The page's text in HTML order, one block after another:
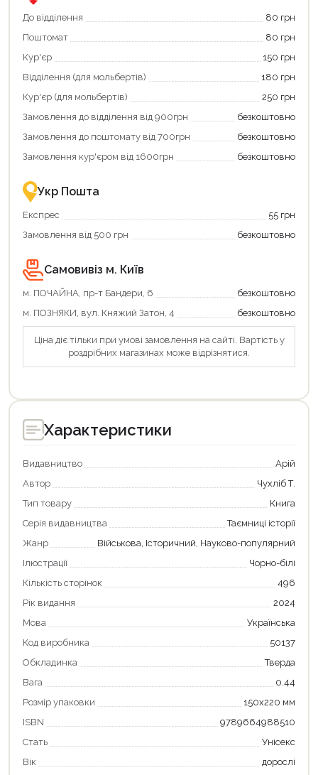
єКнига.
Використовуйте
карту
щоб
зекономити
та
отримати
переваги!
картою
єКнига
–
зручно
та
«Національний
кешбек».
покупку
«Національний
кешбек»
та
отримуйте
повернення
Економте
більше
разом
державною
підтримкою!
До відділення
80 грн
Поштомат
80 грн
Кур'єр
150 грн
Відділення (для мольбертів)
180 грн
Кур'єр (для мольбертів)
250 грн
Замовлення до відділення від 900грн
безкоштовно
Замовлення до поштомату від 700грн
безкоштовно
Замовлення кур'єром від 1600грн
безкоштовно
Укр Пошта
Експрес
55 грн
Замовлення від 500 грн
безкоштовно
Самовивіз м. Київ
м. ПОЧАЙНА, пр-т Бандери, 6
безкоштовно
м. ПОЗНЯКИ, вул. Княжий Затон, 4
безкоштовно
Ціна діє тільки при умові замовлення на сайті. Вартість у
роздрібних магазинах може відрізнятися.
Характеристики
Видавництво
Арій
Автор
Чухліб Т.
Тип товару
Книга
Серія видавництва
Таємниці історії
Жанр
Військова, Історичний, Науково-популярний
Ілюстрації
Чорно-білі
Кількість сторінок
496
Рік видання
2024
Мова
Українська
Код виробника
50137
Обкладинка
Тверда
Вага
0.44
Розмір упаковки
150х220 мм
ISBN
9789664988510
Стать
Унісекс
Вік
дорослі
Продовжити покупки
Оформити замовлення